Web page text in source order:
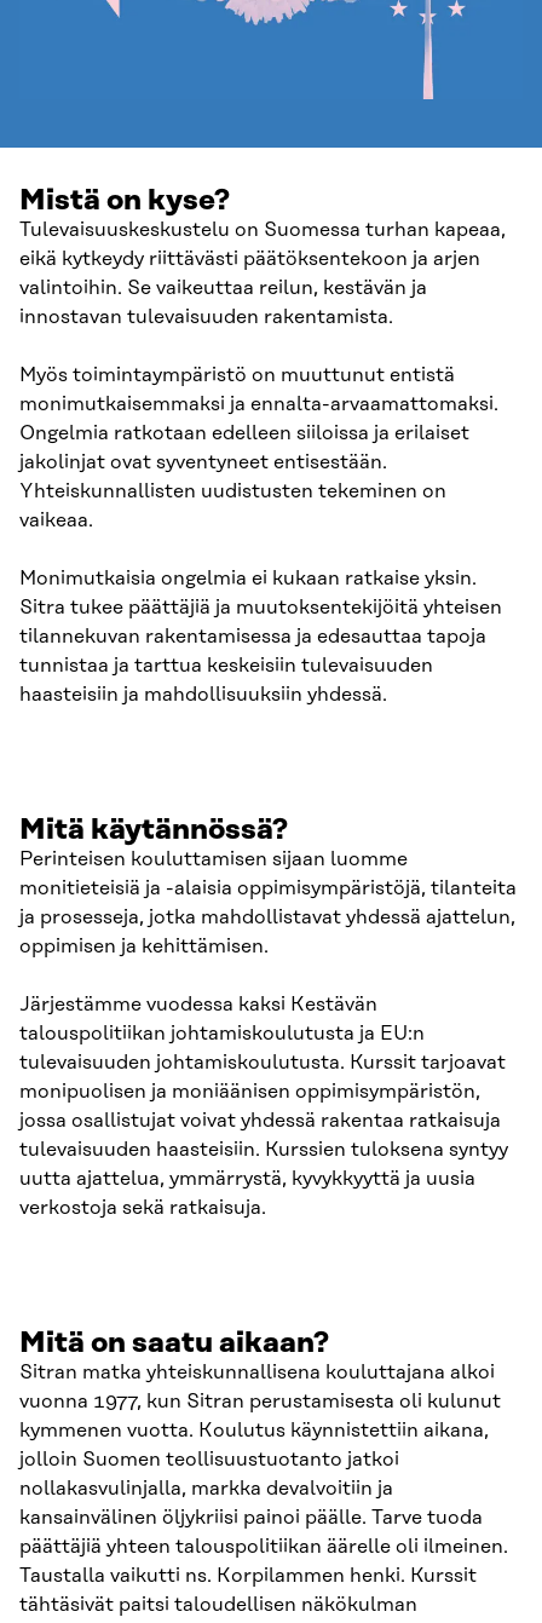
Mistä on kyse?
Tulevaisuuskeskustelu on Suomessa turhan kapeaa,
eikä kytkeydy riittävästi päätöksentekoon ja arjen
valintoihin. Se vaikeuttaa reilun, kestävän ja
innostavan tulevaisuuden rakentamista.
Myös toimintaympäristö on muuttunut entistä
monimutkaisemmaksi ja ennalta-arvaamattomaksi.
Ongelmia ratkotaan edelleen siiloissa ja erilaiset
jakolinjat ovat syventyneet entisestään.
Yhteiskunnallisten uudistusten tekeminen on
vaikeaa.
Monimutkaisia ongelmia ei kukaan ratkaise yksin.
Sitra tukee päättäjiä ja muutoksentekijöitä yhteisen
tilannekuvan rakentamisessa ja edesauttaa tapoja
tunnistaa ja tarttua keskeisiin tulevaisuuden
haasteisiin ja mahdollisuuksiin yhdessä.
Mitä käytännössä?
Perinteisen kouluttamisen sijaan luomme
monitieteisiä ja -alaisia oppimisympäristöjä, tilanteita
ja prosesseja, jotka mahdollistavat yhdessä ajattelun,
oppimisen ja kehittämisen.
Järjestämme vuodessa kaksi Kestävän
talouspolitiikan johtamiskoulutusta ja EU:n
tulevaisuuden johtamiskoulutusta. Kurssit tarjoavat
monipuolisen ja moniäänisen oppimisympäristön,
jossa osallistujat voivat yhdessä rakentaa ratkaisuja
tulevaisuuden haasteisiin. Kurssien tuloksena syntyy
uutta ajattelua, ymmärrystä, kyvykkyyttä ja uusia
verkostoja sekä ratkaisuja.
Mitä on saatu aikaan?
Sitran matka yhteiskunnallisena kouluttajana alkoi
vuonna 1977, kun Sitran perustamisesta oli kulunut
kymmenen vuotta. Koulutus käynnistettiin aikana,
jolloin Suomen teollisuustuotanto jatkoi
nollakasvulinjalla, markka devalvoitiin ja
kansainvälinen öljykriisi painoi päälle. Tarve tuoda
päättäjiä yhteen talouspolitiikan äärelle oli ilmeinen.
Taustalla vaikutti ns. Korpilammen henki. Kurssit
tähtäsivät paitsi taloudellisen näkökulman